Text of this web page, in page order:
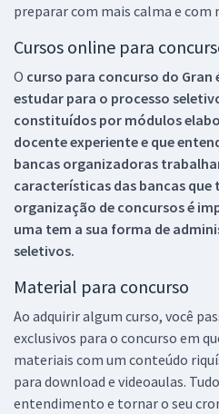
preparar com mais calma e com
Cursos online para
O curso para concurso do Gran
estudar para o processo
constituídos por módulos
docente experiente e que
bancas organizadoras
características das bancas
organização de concursos é
uma tem a sua forma de
seletivos.
Material para concurso
Ao adquirir algum curso, você
exclusivos para o concurso em
materiais com um conteúdo
para download e videoaulas.
entendimento e tornar o seu